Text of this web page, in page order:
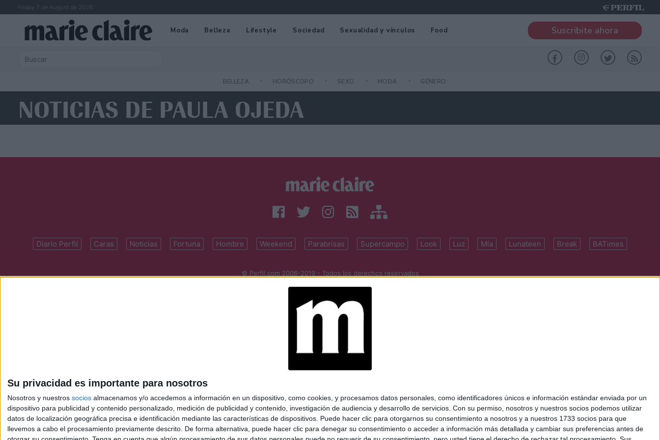
Su privacidad es importante para nosotros
Nosotros y nuestros socios almacenamos y/o accedemos a información en un dispositivo, como cookies, y procesamos datos personales, como identificadores únicos e información estándar enviada por un
dispositivo para publicidad y contenido personalizado, medición de publicidad y contenido, investigación de audiencia y desarrollo de servicios. Con su permiso, nosotros y nuestros socios podemos utilizar
datos de localización geográfica precisa e identificación mediante las características de dispositivos. Puede hacer clic para otorgarnos su consentimiento a nosotros y a nuestros 1733 socios para que
llevemos a cabo el procesamiento previamente descrito. De forma alternativa, puede hacer clic para denegar su consentimiento o acceder a información más detallada y cambiar sus preferencias antes de
Friday 7 de August de 2026
Moda Belleza Lifestyle Sociedad Sexualidad y vínculos Food Suscribite ahora
BELLEZA HORÓSCOPO SEXO MODA GÉNERO
NOTICIAS DE PAULA OJEDA
Diario Perfil Caras Noticias Fortuna Hombre Weekend Parabrisas Supercampo Look Luz Mía Lunateen Break BATimes
© Perfil.com 2006-2019 - Todos los derechos reservados
perfilcom@perfil.com| Propietario: Diario Perfil S.A.